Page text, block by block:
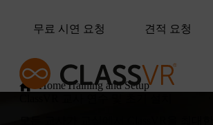
무료 시연 요청 견적 요청
HomeTraining and Setup